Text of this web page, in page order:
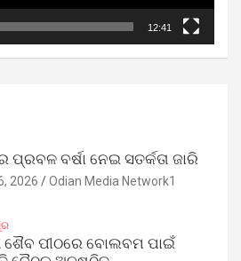
12:41
ପ୍ରବଳ ବର୍ଷା ନେଇ ସତର୍କତା ଜାରି
2026 Odian Media Network1
ପୀଠରେ ବୋଲବମ ପାଇଁ